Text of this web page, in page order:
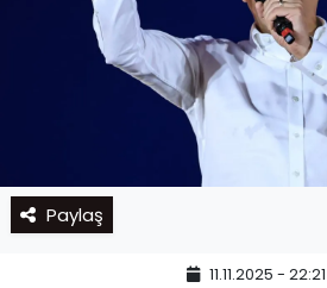
Paylaş
11.11.2025 - 22:21